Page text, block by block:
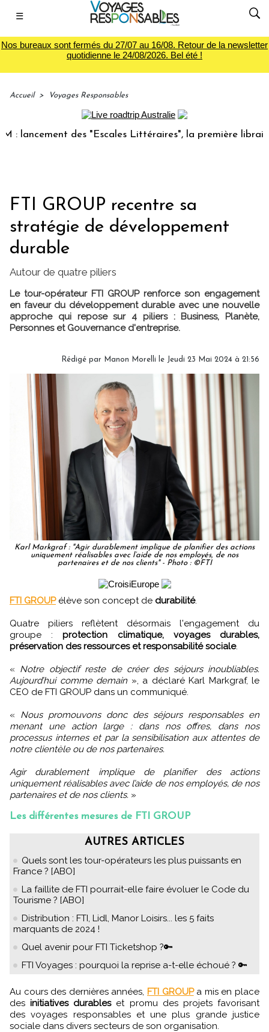
☰
Nos bureaux sont fermés du 27/07 au 16/08. Retour de la newsletter
quotidienne le 24/08/2026. Bel été !
Accueil > Voyages Responsables
des "Escales Littéraires", la première librairie du
FTI GROUP recentre sa
stratégie de développement
durable
Autour de quatre piliers
Le tour-opérateur FTI GROUP renforce son engagement
en faveur du développement durable avec une nouvelle
approche qui repose sur 4 piliers : Business, Planète,
Personnes et Gouvernance d'entreprise.
Rédigé par Manon Morelli le Jeudi 23 Mai 2024 à 21:56
Karl Markgraf : "Agir durablement implique de planifier des actions
uniquement réalisables avec l’aide de nos employés, de nos
partenaires et de nos clients" - Photo : ©FTI
FTI GROUPélève son concept de durabilité.
Quatre piliers reflètent désormais l'engagement du
groupe :protection climatique, voyages durables,
préservation des ressources et responsabilité sociale.
« Notre objectif reste de créer des séjours inoubliables.
Aujourd’hui comme demain », a déclaré Karl Markgraf, le
CEO de FTI GROUP dans un communiqué.
« Nous promouvons donc des séjours responsables en
menant une action large : dans nos offres, dans nos
processus internes et par la sensibilisation aux attentes de
notre clientèle ou de nos partenaires.
Agir durablement implique de planifier des actions
uniquement réalisables avec l’aide de nos employés, de nos
partenaires et de nos clients. »
Les différentes mesures de FTI GROUP
AUTRES ARTICLES
Quels sont les tour-opérateurs les plus puissants en
France ? [ABO]
La faillite de FTI pourrait-elle faire évoluer le Code du
Tourisme ? [ABO]
Distribution : FTI, Lidl, Manor Loisirs... les 5 faits
marquants de 2024 !
Quel avenir pour FTI Ticketshop ?🔑
FTI Voyages : pourquoi la reprise a-t-elle échoué ? 🔑
Au cours des dernières années, FTI GROUPa mis en place
desinitiatives durableset promu des projets favorisant
des voyages responsables et une plus grande justice
sociale dans divers secteurs de son organisation.